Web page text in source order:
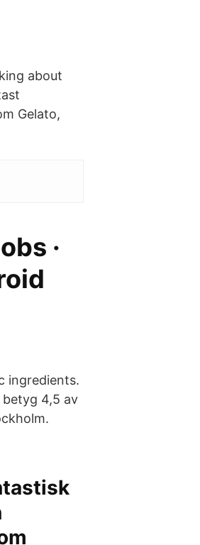
about
Gelato,
·
ingredients.
4,5 av